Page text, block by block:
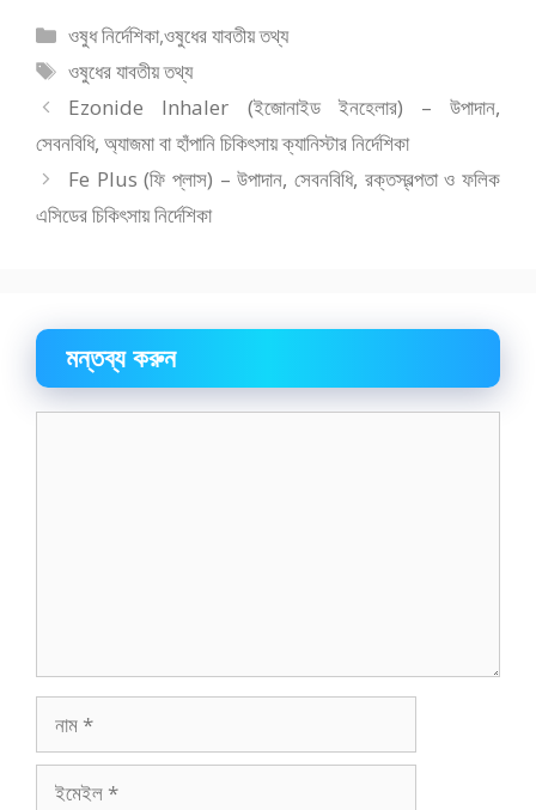
বিভাগ
সমূহ
ওষুধ নির্দেশিকা,ওষুধের যাবতীয় তথ্য
ট্যাগ
সমূহ
ওষুধের যাবতীয় তথ্য
Ezonide Inhaler (ইজোনাইড ইনহেলার) – উপাদান,
সেবনবিধি, অ্যাজমা বা হাঁপানি চিকিৎসায় ক্যানিস্টার নির্দেশিকা
Fe Plus (ফি প্লাস) – উপাদান, সেবনবিধি, রক্তস্বল্পতা ও ফলিক
এসিডের চিকিৎসায় নির্দেশিকা
মন্তব্য করুন
ইমেইল